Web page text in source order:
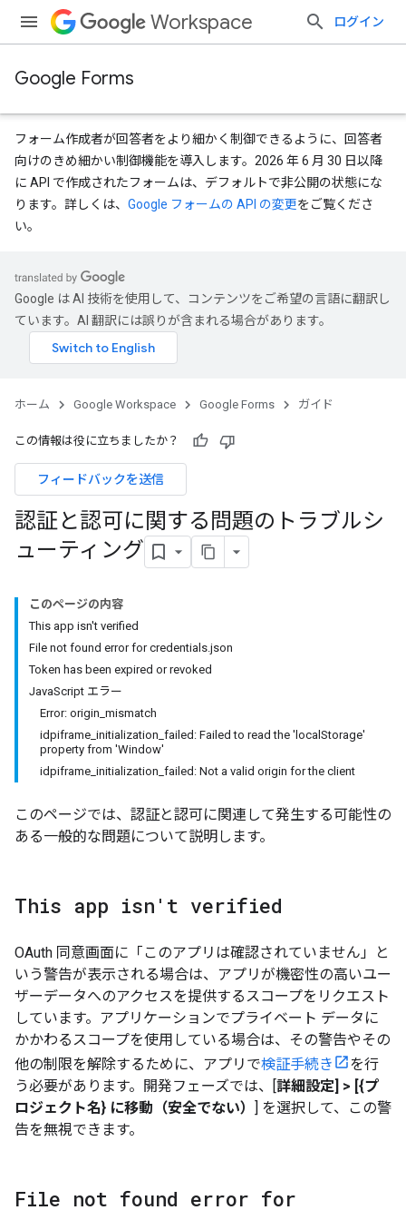
Workspace ログイン
Google Forms
フォーム作成者が回答者をより細かく制御できるように、回答者
向けのきめ細かい制御機能を導入します。2026 年 6 月 30 日以降
に API で作成されたフォームは、デフォルトで非公開の状態にな
ります。詳しくは、 Google フォームの API の変更をご覧くださ
い。
Google は AI 技術を使用して、コンテンツをご希望の言語に翻訳し
ています。AI 翻訳には誤りが含まれる場合があります。
ホーム Google Workspace Google Forms ガイド
この情報は役に立ちましたか？
フィードバックを送信
認証と認可に関する問題のトラブルシ
ューティング
このページの内容
This app isn't verified
File not found error for credentials.json
Token has been expired or revoked
JavaScript エラー
Error: origin_mismatch
idpiframe_initialization_failed: Failed to read the 'localStorage'
property from 'Window'
idpiframe_initialization_failed: Not a valid origin for the client
このページでは、認証と認可に関連して発生する可能性の
ある一般的な問題について説明します。
This app isn't verified
OAuth 同意画面に「このアプリは確認されていません」と
いう警告が表示される場合は、アプリが機密性の高いユー
ザーデータへのアクセスを提供するスコープをリクエスト
しています。アプリケーションでプライベート データに
かかわるスコープを使用している場合は、その警告やその
他の制限を解除するために、アプリで検証手続き
を行
う必要があります。開発フェーズでは、[詳細設定] > [{プ
ロジェクト名} に移動（安全でない） ] を選択して、この警
告を無視できます。
File not found error for